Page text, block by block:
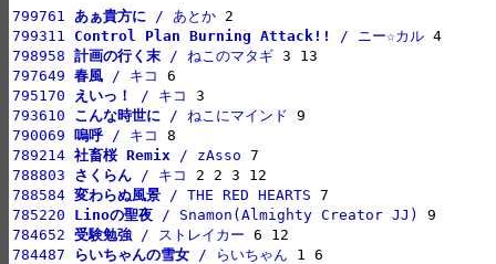
799761 あぁ貴方に / あとか
799311 Control Plan Burning Attack!! / ニー☆カル
798958 計画の行く末 / ねこのマタギ
797649 春風 / キコ
795170
えいっ！ / キコ
793610 こんな時世に / ねこにマインド
790069
嗚呼 / キコ
789214 社畜桜 Remix / zAsso
788803 さくらん / キコ
788584 変わらぬ風景 / THE RED HEARTS
785220 Linoの聖夜 / Snamon(Almighty Creator JJ)
784652 受験勉強 / ストレイカー
784487
らいちゃんの雪女 / らいちゃん